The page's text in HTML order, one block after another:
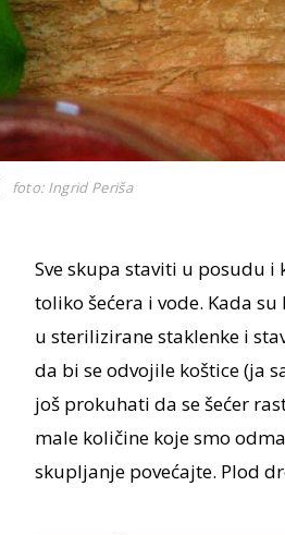
foto: Ingrid Periša
Sve skupa staviti u posudu
toliko šećera i vode. Kada
u sterilizirane staklenke i
da bi se odvojile koštice (ja
još prokuhati da se šećer
male količine koje smo
skupljanje povećajte. Plod